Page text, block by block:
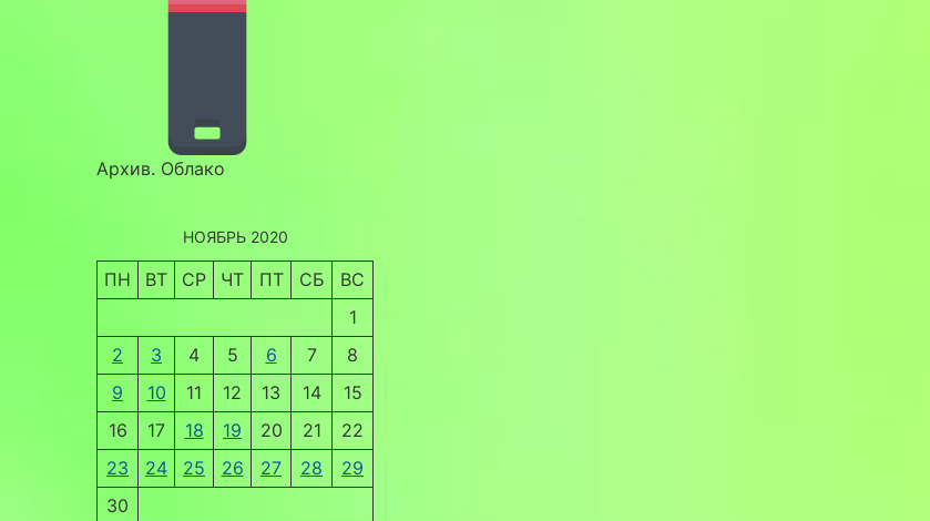
Архив. Облако
НОЯБРЬ 2020
ПН ВТ СР ЧТ ПТ СБ
ВС
1
2
3 4 5 6 7
8
9
10 11 12 13 14
15
16
17 18 19 20 21
22
23
24 25 26 27 28
29
30